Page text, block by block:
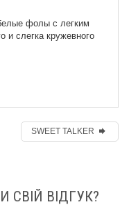
фолы с легким
и слегка кружевного
SWEET TALKER
СВІЙ ВІДГУК?